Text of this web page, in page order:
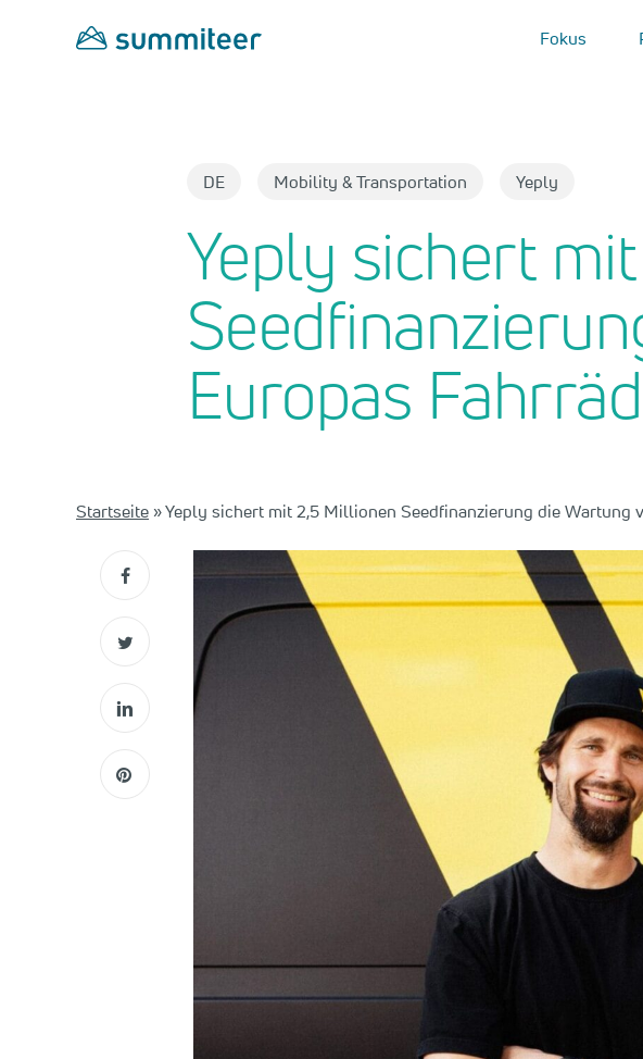
Fokus
DE Mobility & Transportation Yeply
Yeply sichert
Europas
Startseite »Yeply sichert mit 2,5 Millionen Seedfinanzierung die Wartung